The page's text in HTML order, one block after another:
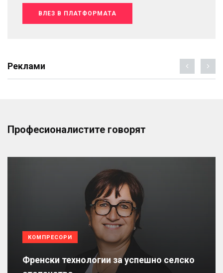
ВЛЕЗ В ПЛАТФОРМАТА
Реклами
Професионалистите говорят
КОМПРЕСОРИ
Френски технологии за успешно селско